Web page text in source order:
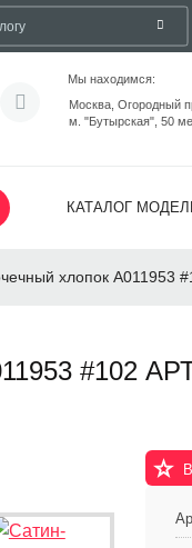
Мы находимся:
Москва, Огородный
м. "Бутырская", 50
КАТАЛОГ
хлопок A011953
#102